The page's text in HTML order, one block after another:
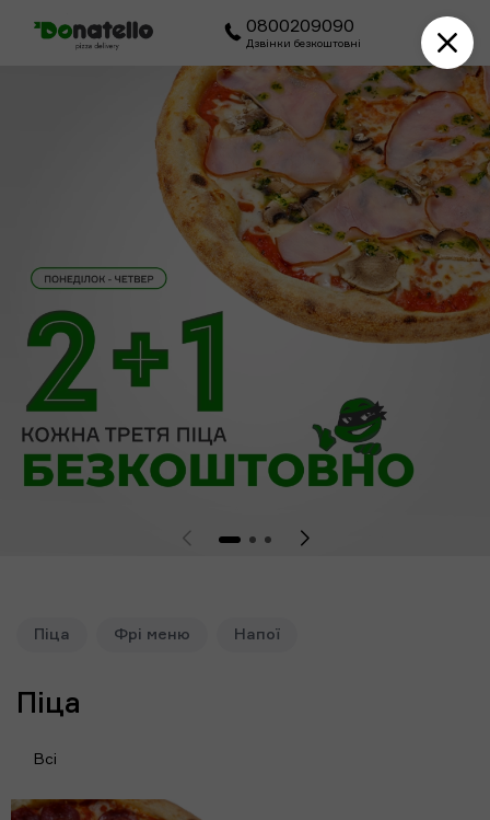
0800209090
Дзвінки безкоштовні
Піца Фрі меню Напої
Піца
Всі